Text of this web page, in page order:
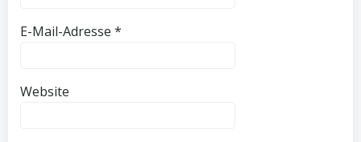
E-Mail-Adresse *
Website